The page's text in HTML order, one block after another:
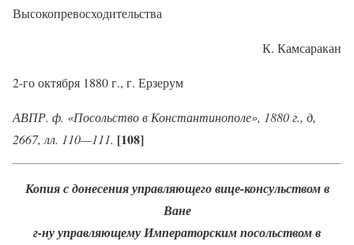
Высокопревосходительства
К. Камсаракан
2-го октября 1880 г., г. Ерзерум
АВПР. ф. «Посольство в Константинополе», 1880 г., д,
2667, лл. 110—111. [108]
Копия с донесения управляющего вице-консульством в
Ване
г-ну управляющему Императорским посольством в